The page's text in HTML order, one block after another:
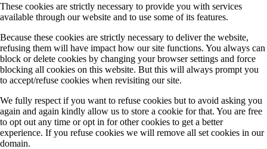
These cookies are strictly necessary to provide you with services
available through our website and to use some of its features.
Because these cookies are strictly necessary to deliver the website,
refusing them will have impact how our site functions. You always can
block or delete cookies by changing your browser settings and force
blocking all cookies on this website. But this will always prompt you
to accept/refuse cookies when revisiting our site.
We fully respect if you want to refuse cookies but to avoid asking you
again and again kindly allow us to store a cookie for that. You are free
to opt out any time or opt in for other cookies to get a better
experience. If you refuse cookies we will remove all set cookies in our
domain.